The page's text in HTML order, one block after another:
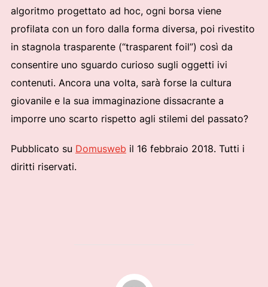
algoritmo progettato ad hoc, ogni borsa viene
profilata con un foro dalla forma diversa, poi rivestito
in stagnola trasparente (“trasparent foil”) così da
consentire uno sguardo curioso sugli oggetti ivi
contenuti. Ancora una volta, sarà forse la cultura
giovanile e la sua immaginazione dissacrante a
imporre uno scarto rispetto agli stilemi del passato?
Pubblicato su Domusweb il 16 febbraio 2018. Tutti i
diritti riservati.
AUTORE DELL'ARTICOLO